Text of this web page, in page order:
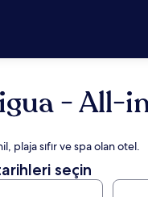
- All-
plaja sıfır ve spa olan otel.
seçin